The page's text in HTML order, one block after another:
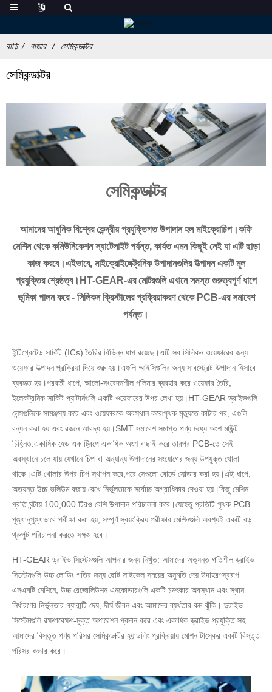
বাড়ি বাজার সেমিকন্ডাক্টর
সেমিকন্ডাক্টর
সেমিকন্ডাক্টর
আমাদের আধুনিক বিশ্বের কেন্দ্রীয় প্রযুক্তিগত উপাদান হল মাইক্রোচিপ।কফি
মেশিন থেকে কমিউনিকেশন স্যাটেলাইট পর্যন্ত, কার্যত এমন কিছুই নেই যা এটি ছাড়া
কাজ করবে।এইভাবে, মাইক্রোইলেক্ট্রনিক উপাদানগুলির উত্পাদন একটি মূল
প্রযুক্তির শ্রেষ্ঠত্ব।HT-GEAR-এর মোটরগুলি এখানে সমস্ত গুরুত্বপূর্ণ ধাপে
ভূমিকা পালন করে - সিলিকন ক্রিস্টালের প্রক্রিয়াকরণ থেকে PCB-এর সমাবেশ
পর্যন্ত।
ইন্টিগ্রেটেড সার্কিট (ICs) তৈরির বিভিন্ন ধাপ রয়েছে।এটি সব সিলিকন ওয়েফারের জন্য
ওয়েফার উত্পাদন প্রক্রিয়া দিয়ে শুরু হয়।এগুলি আইসিগুলির জন্য সাবস্ট্রেট উপাদান হিসাবে
ব্যবহৃত হয়।পরবর্তী ধাপে, আলো-সংবেদনশীল পলিমার ব্যবহার করে ওয়েফার তৈরি,
ইলেকট্রনিক সার্কিট প্যাটার্নগুলি একটি ওয়েফারের উপর লেখা হয়।HT-GEAR ড্রাইভগুলি
লেন্সগুলিকে সামঞ্জস্য করে এবং ওয়েফারকে অবস্থান করে৷পৃথক মৃত্যুতে কাটার পর, এগুলি
বন্ধন করা হয় এবং রজনে আবদ্ধ হয়।SMT সমাবেশ সমাপ্ত পণ্য মধ্যে অংশ মাউন্ট
চিহ্নিত.একাধিক হেড এক ট্রিপে একাধিক অংশ বাছাই করে তারপর PCB-তে সেই
অবস্থানে চলে যায় যেখানে চিপ বা অন্যান্য উপাদানের সংযোগের জন্য উপযুক্ত খোলা
থাকে।এটি খোলার উপর চিপ স্থাপন করে;পরে সেগুলো বোর্ডে সোল্ডার করা হয়।এই ধাপে,
অত্যন্ত উচ্চ ভলিউম বজায় রেখে নির্ভুলতাকে সর্বোচ্চ অগ্রাধিকার দেওয়া হয়।কিছু মেশিন
প্রতি ঘন্টায় 100,000 টিরও বেশি উপাদান পরিচালনা করে।যেহেতু প্রতিটি পৃথক PCB
পুঙ্খানুপুঙ্খভাবে পরীক্ষা করা হয়, সম্পূর্ণ স্বয়ংক্রিয় পরীক্ষার মেশিনগুলি অবশ্যই একটি বড়
থ্রুপুট পরিচালনা করতে সক্ষম হবে।
HT-GEAR ড্রাইভ সিস্টেমগুলি আপনার জন্য নিখুঁত: আমাদের অত্যন্ত গতিশীল ড্রাইভ
সিস্টেমগুলি উচ্চ লোডিং গতির জন্য ছোট সাইকেল সময়ের অনুমতি দেয় উদাহরণস্বরূপ
এসএমটি মেশিনে, উচ্চ রেজোলিউশন এনকোডারগুলি একটি চমৎকার অবস্থান এবং স্থান
নির্ধারণের নির্ভুলতার গ্যারান্টি দেয়, দীর্ঘ জীবন এবং আমাদের ব্যর্থতার কম ঝুঁকি। ড্রাইভ
সিস্টেমগুলি রক্ষণাবেক্ষণ-মুক্ত অপারেশন প্রদান করে এবং একাধিক ড্রাইভ প্রযুক্তি সহ
আমাদের বিস্তৃত পণ্য পরিসর সেমিকন্ডাক্টর হ্যান্ডলিং প্রক্রিয়ায় মোশন টাস্কের একটি বিস্তৃত
পরিসর কভার করে।